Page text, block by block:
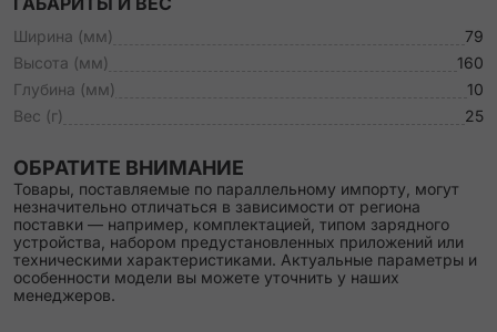
Ширина (мм)
79
Высота (мм)
160
Глубина (мм)
10
Вес (г)
25
ОБРАТИТЕ ВНИМАНИЕ
Товары, поставляемые по параллельному импорту, могут
незначительно отличаться в зависимости от региона
поставки — например, комплектацией, типом зарядного
устройства, набором предустановленных приложений или
техническими характеристиками. Актуальные параметры и
особенности модели вы можете уточнить у наших
менеджеров.